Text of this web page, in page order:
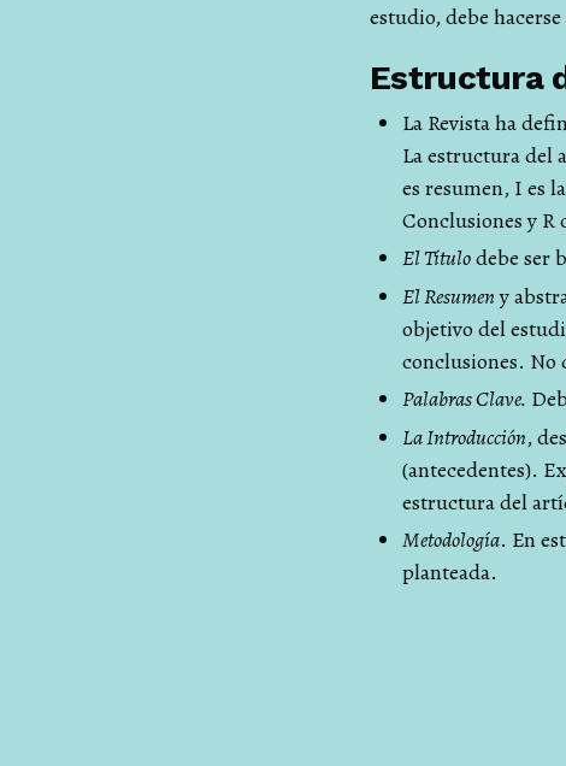
estudio, debe
Estructura
La Revista ha
La estructura del
es resumen, I es
Conclusiones y R
El Títulodebe ser
El Resumeny
objetivo del
conclusiones. No
Palabras Clave.
La Introducción,
(antecedentes).
estructura del
Metodología. En
planteada.